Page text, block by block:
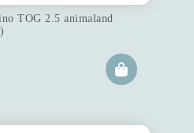
TOG 2.5 animaland